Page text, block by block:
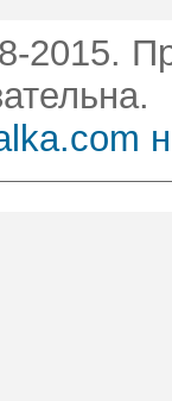
2015.